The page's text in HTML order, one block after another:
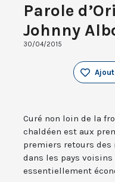
Parole
Johnny
30/04/2015
Curé non loin de la
chaldéen est aux
premiers retours des
dans les pays
essentiellement